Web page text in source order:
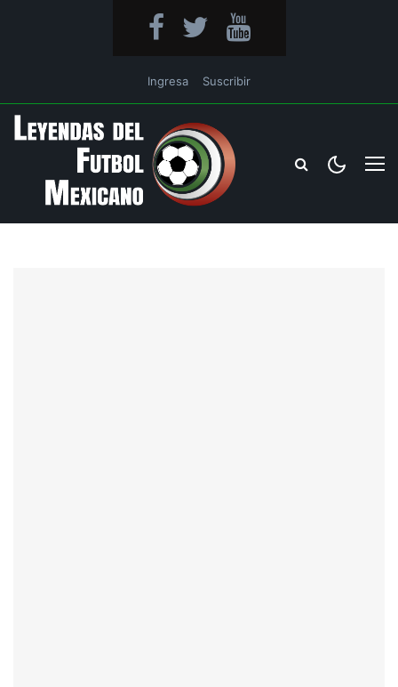
Ingresa Suscribir